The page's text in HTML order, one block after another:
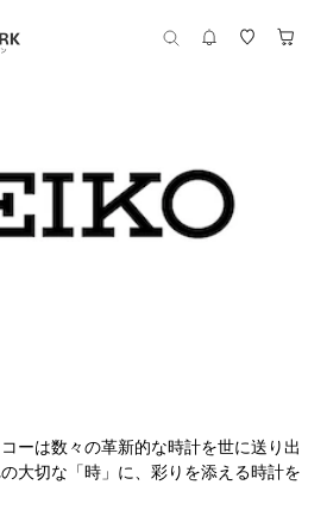
ーは数々の革新的な時計を世に送り出
大切な「時」に、彩りを添える時計を